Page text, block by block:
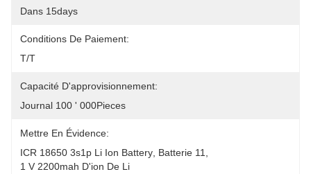
Dans 15days
Conditions De Paiement:
T/T
Capacité D'approvisionnement:
Journal 100 ' 000Pieces
Mettre En Évidence:
ICR 18650 3s1p Li Ion Battery Batterie 11
1 V 2200mah D'ion De Li